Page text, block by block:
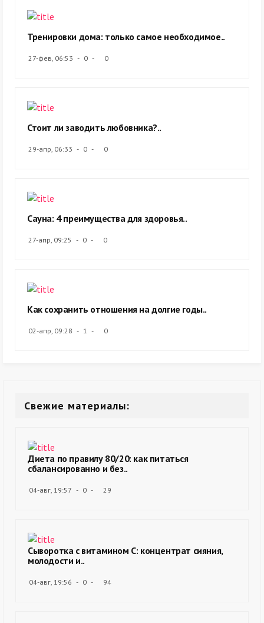
Тренировки дома: только самое необходимое..
27-фев, 06:53 0 0
Стоит ли заводить любовника?..
29-апр, 06:33 0 0
Сауна: 4 преимущества для здоровья..
27-апр, 09:25 0 0
Как сохранить отношения на долгие годы..
02-апр, 09:28 1 0
Свежие материалы:
Диета по правилу 80/20: как питаться
сбалансированно и без..
04-авг, 19:57 0 29
Сыворотка с витамином С: концентрат сияния,
молодости и..
04-авг, 19:56 0 94